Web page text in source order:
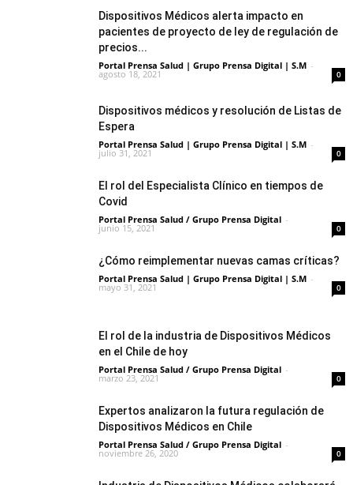
Dispositivos Médicos alerta impacto en
pacientes de proyecto de ley de regulación de
precios...
Portal Prensa Salud | Grupo Prensa Digital | S.M -
agosto 18, 2021 0
Dispositivos médicos y resolución de Listas de
Espera
Portal Prensa Salud | Grupo Prensa Digital | S.M -
julio 31, 2021 0
El rol del Especialista Clínico en tiempos de
Covid
Portal Prensa Salud / Grupo Prensa Digital -
junio 15, 2021 0
¿Cómo reimplementar nuevas camas críticas?
Portal Prensa Salud | Grupo Prensa Digital | S.M -
mayo 31, 2021 0
El rol de la industria de Dispositivos Médicos
en el Chile de hoy
Portal Prensa Salud / Grupo Prensa Digital -
marzo 23, 2021 0
Expertos analizaron la futura regulación de
Dispositivos Médicos en Chile
Portal Prensa Salud / Grupo Prensa Digital -
noviembre 26, 2020 0